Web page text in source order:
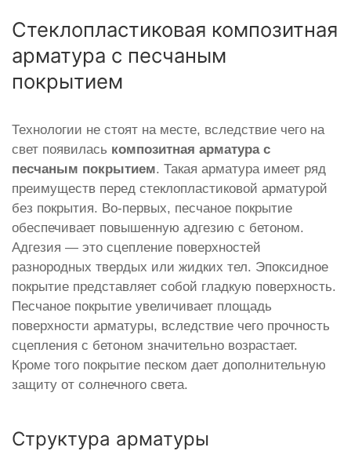
Стеклопластиковая композитная
арматура с песчаным
покрытием
Технологии не стоят на месте, вследствие чего на
свет появилась композитная арматура с
песчаным покрытием. Такая арматура имеет ряд
преимуществ перед стеклопластиковой арматурой
без покрытия. Во-первых, песчаное покрытие
обеспечивает повышенную адгезию с бетоном.
Адгезия — это сцепление поверхностей
разнородных твердых или жидких тел. Эпоксидное
покрытие представляет собой гладкую поверхность.
Песчаное покрытие увеличивает площадь
поверхности арматуры, вследствие чего прочность
сцепления с бетоном значительно возрастает.
Кроме того покрытие песком дает дополнительную
защиту от солнечного света.
Структура арматуры